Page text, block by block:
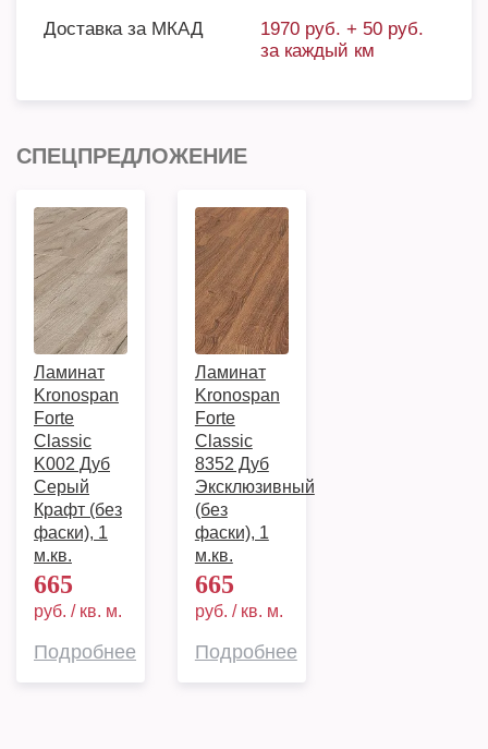
Доставка за МКАД
1970 руб. + 50 руб.
за каждый км
СПЕЦПРЕДЛОЖЕНИЕ
Ламинат
Kronospan
Forte
Classic
K002 Дуб
Серый
Крафт (без
фаски), 1
м.кв.
665
руб. / кв. м.
Подробнее
Ламинат
Kronospan
Forte
Classic
8352 Дуб
Эксклюзивный
(без
фаски), 1
м.кв.
665
руб. / кв. м.
Подробнее